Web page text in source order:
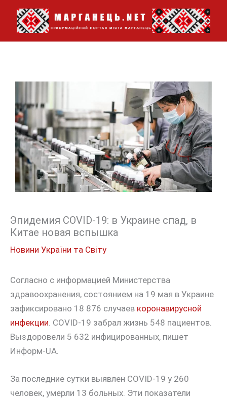
Перейти
вмісту
Эпидемия COVID-19: в Украине спад, в
Китае новая вспышка
Новини України та Світу
Согласно с информацией Министерства
здравоохранения, состоянием на 19 мая в Украине
зафиксировано 18 876 случаев коронавирусной
инфекции . COVID-19 забрал жизнь 548 пациентов.
Выздоровели 5 632 инфицированных, пишет
Информ-UA.
За последние сутки выявлен COVID-19 у 260
человек, умерли 13 больных. Эти показатели